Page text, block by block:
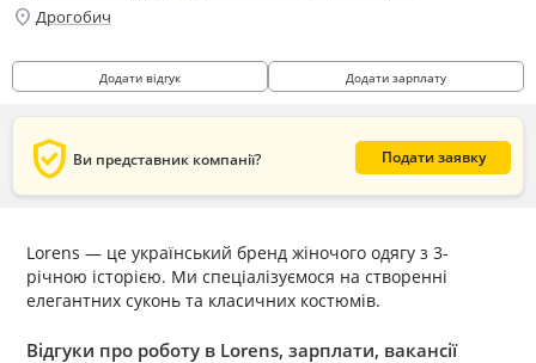
location_on Дрогобич
Додати відгук Додати зарплату
verified_user Ви представник компанії? Подати заявку
Lorens — це український бренд жіночого одягу з 3-
річною історією. Ми спеціалізуємося на створенні
елегантних суконь та класичних костюмів.
Відгуки про роботу в Lorens, зарплати, вакансії